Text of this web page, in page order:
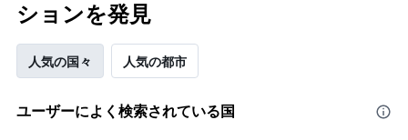
ションを発見
人気の国々 人気の都市
ユーザーによく検索されている国